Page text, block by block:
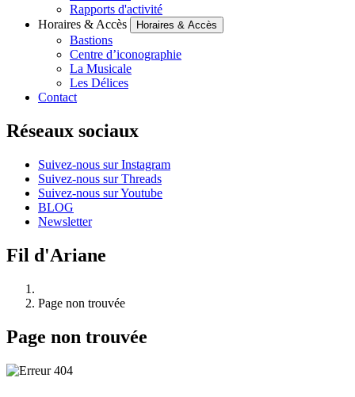
Rapports d'activité
Horaires & Accès
Horaires & Accès
Bastions
Centre d’iconographie
La Musicale
Les Délices
Contact
Réseaux sociaux
Suivez-nous sur Instagram
Suivez-nous sur Threads
Suivez-nous sur Youtube
BLOG
Newsletter
Fil d'Ariane
Page non trouvée
Page non trouvée